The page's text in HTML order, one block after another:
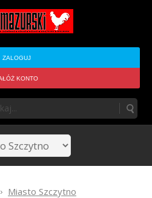
ZALOGUJ
KONTO
Miasto Szczytno